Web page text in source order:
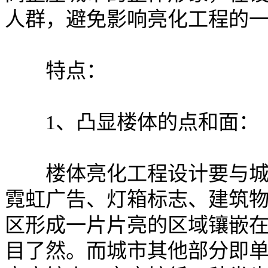
人群，避免影响亮化工程的
特点：
1、凸显楼体的点和面：
楼体亮化工程设计要与城
霓虹广告、灯箱标志、建筑
区形成一片片亮的区域镶嵌
目了然。而城市其他部分即